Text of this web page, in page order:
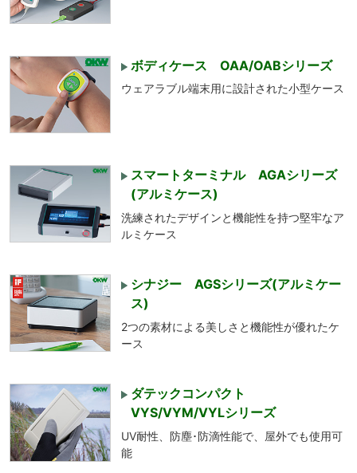
ボディケース OAA/OABシリーズ
ウェアラブル端末用に設計された小型ケース
スマートターミナル AGAシリーズ
(アルミケース)
洗練されたデザインと機能性を持つ堅牢なア
ルミケース
シナジー AGSシリーズ(アルミケー
ス)
2つの素材による美しさと機能性が優れたケ
ース
ダテックコンパクト
VYS/VYM/VYLシリーズ
UV耐性、防塵･防滴性能で、屋外でも使用可
能